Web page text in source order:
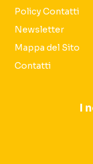
Policy Contatti
Newsletter
Mappa del Sito
Contatti
I